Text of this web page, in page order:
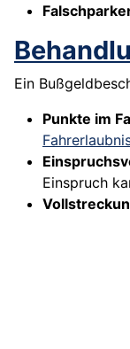
Ein
Punkte im
Einspruch